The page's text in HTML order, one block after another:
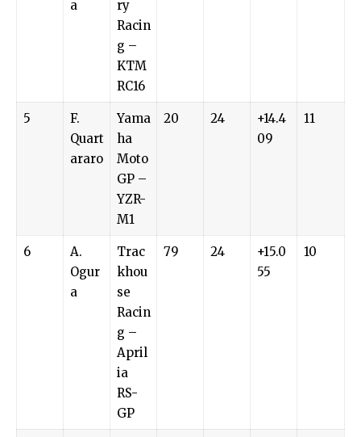
a
ry
Racin
g –
KTM
RC16
5
F.
Quart
araro
Yama
ha
Moto
GP –
YZR-
M1
20 24
+14.4
09
11
6
A.
Ogur
a
Trac
khou
se
Racin
g –
April
ia
RS-
GP
79 24
+15.0
55
10